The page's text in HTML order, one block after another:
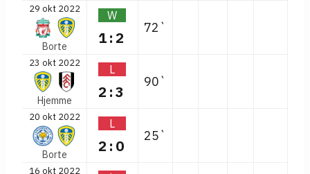
29 okt 2022
Borte
W
1:2
72`
23 okt 2022
Hjemme
L
2:3
90`
20 okt 2022
Borte
L
2:0
25`
16 okt 2022